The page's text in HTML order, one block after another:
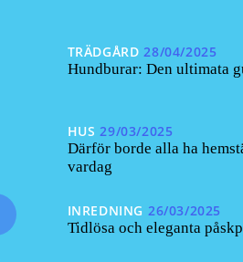
TRÄDGÅRD 28/04/2025
Hundburar: Den ultimata
HUS 29/03/2025
Därför borde alla ha
vardag
INREDNING 26/03/2025
Tidlösa och eleganta